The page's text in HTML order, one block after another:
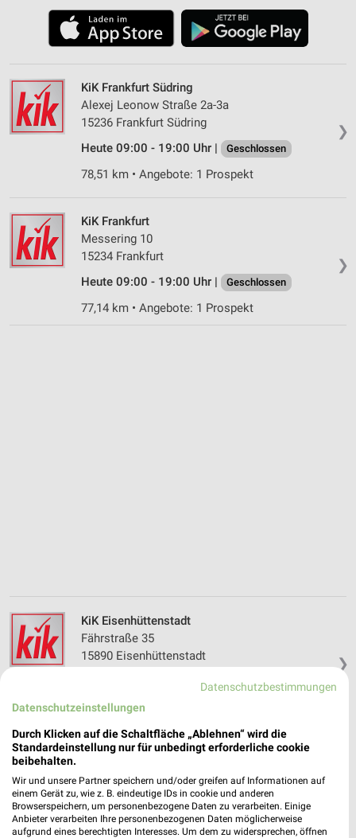
❯
KiK Frankfurt Südring
Alexej Leonow Straße 2a-3a
15236 Frankfurt Südring
Heute 09:00 - 19:00 Uhr |
Geschlossen
78,51 km • Angebote: 1 Prospekt
❯
KiK Frankfurt
Messering 10
15234 Frankfurt
Heute 09:00 - 19:00 Uhr |
Geschlossen
77,14 km • Angebote: 1 Prospekt
❯
KiK Eisenhüttenstadt
Fährstraße 35
15890 Eisenhüttenstadt
Heute 09:00 - 20:00 Uhr |
Geschlossen
94,30 km • Angebote: 1 Prospekt
KiK Beeskow Nord
15848 Beeskow Nord
Heute 09:00 - 19:00 Uhr | Geschlossen
Datenschutzbestimmungen
Datenschutzeinstellungen
Durch Klicken auf die Schaltfläche „Ablehnen“ wird die
Standardeinstellung nur für unbedingt erforderliche cookie
beibehalten.
Wir und unsere Partner speichern und/oder greifen auf Informationen auf
einem Gerät zu, wie z. B. eindeutige IDs in cookie und anderen
Browserspeichern, um personenbezogene Daten zu verarbeiten. Einige
Anbieter verarbeiten Ihre personenbezogenen Daten möglicherweise
aufgrund eines berechtigten Interesses. Um dem zu widersprechen, öffnen